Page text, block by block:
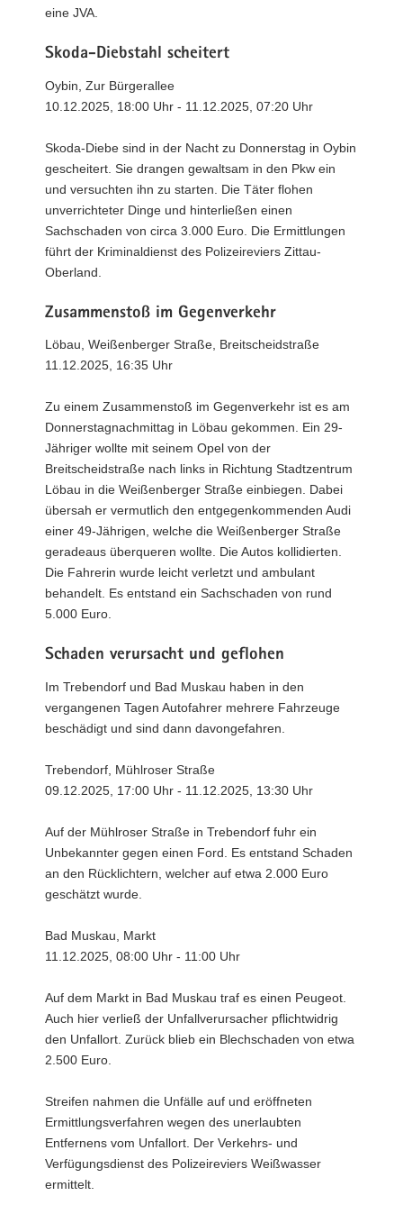
eine JVA.
Skoda-Diebstahl scheitert
Oybin, Zur Bürgerallee
10.12.2025, 18:00 Uhr - 11.12.2025, 07:20 Uhr
Skoda-Diebe sind in der Nacht zu Donnerstag in Oybin
gescheitert. Sie drangen gewaltsam in den Pkw ein
und versuchten ihn zu starten. Die Täter flohen
unverrichteter Dinge und hinterließen einen
Sachschaden von circa 3.000 Euro. Die Ermittlungen
führt der Kriminaldienst des Polizeireviers Zittau-
Oberland.
Zusammenstoß im Gegenverkehr
Löbau, Weißenberger Straße, Breitscheidstraße
11.12.2025, 16:35 Uhr
Zu einem Zusammenstoß im Gegenverkehr ist es am
Donnerstagnachmittag in Löbau gekommen. Ein 29-
Jähriger wollte mit seinem Opel von der
Breitscheidstraße nach links in Richtung Stadtzentrum
Löbau in die Weißenberger Straße einbiegen. Dabei
übersah er vermutlich den entgegenkommenden Audi
einer 49-Jährigen, welche die Weißenberger Straße
geradeaus überqueren wollte. Die Autos kollidierten.
Die Fahrerin wurde leicht verletzt und ambulant
behandelt. Es entstand ein Sachschaden von rund
5.000 Euro.
Schaden verursacht und geflohen
Im Trebendorf und Bad Muskau haben in den
vergangenen Tagen Autofahrer mehrere Fahrzeuge
beschädigt und sind dann davongefahren.
Trebendorf, Mühlroser Straße
09.12.2025, 17:00 Uhr - 11.12.2025, 13:30 Uhr
Auf der Mühlroser Straße in Trebendorf fuhr ein
Unbekannter gegen einen Ford. Es entstand Schaden
an den Rücklichtern, welcher auf etwa 2.000 Euro
geschätzt wurde.
Bad Muskau, Markt
11.12.2025, 08:00 Uhr - 11:00 Uhr
Auf dem Markt in Bad Muskau traf es einen Peugeot.
Auch hier verließ der Unfallverursacher pflichtwidrig
den Unfallort. Zurück blieb ein Blechschaden von etwa
2.500 Euro.
Streifen nahmen die Unfälle auf und eröffneten
Ermittlungsverfahren wegen des unerlaubten
Entfernens vom Unfallort. Der Verkehrs- und
Verfügungsdienst des Polizeireviers Weißwasser
ermittelt.